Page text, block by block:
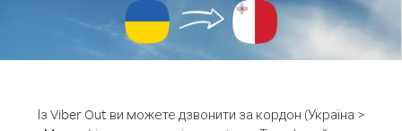
Із Viber Out ви можете дзвонити за кордон (Україна >